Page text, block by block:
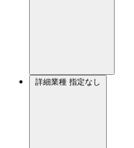
詳細業種 指定なし